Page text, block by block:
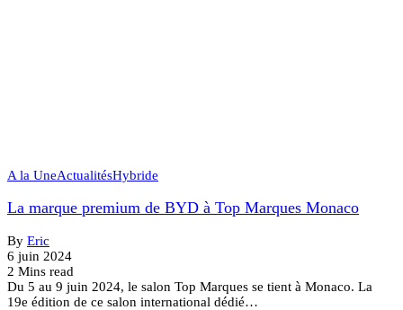
A la UneActualitésHybride
La marque premium de BYD à Top Marques Monaco
By Eric
6 juin 2024
2 Mins read
Du 5 au 9 juin 2024, le salon Top Marques se tient à Monaco. La
19e édition de ce salon international dédié…